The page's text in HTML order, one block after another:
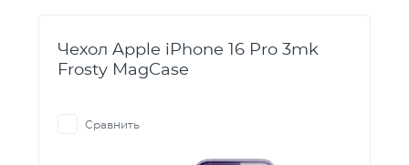
Чехол Apple iPhone 16 Pro 3mk
Frosty MagCase
Сравнить